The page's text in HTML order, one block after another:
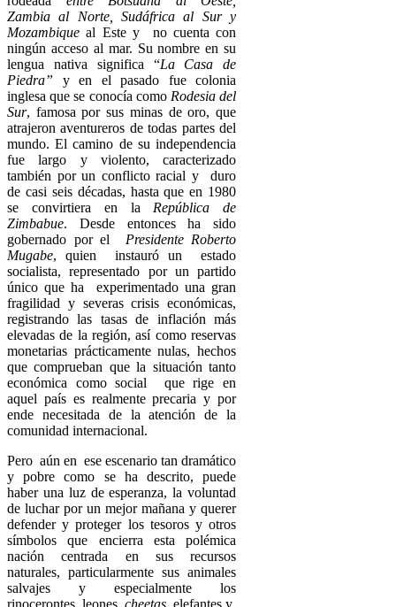
Zambia al Norte, Sudáfrica al Sur y
Mozambique al Este y no cuenta con
ningún acceso al mar. Su nombre en su
lengua nativa significa “La Casa de
Piedra” y en el pasado fue colonia
inglesa que se conocía como Rodesia del
Sur, famosa por sus minas de oro, que
atrajeron aventureros de todas partes del
mundo. El camino de su independencia
fue largo y violento, caracterizado
también por un conflicto racial y duro
de casi seis décadas, hasta que en 1980
se convirtiera en la República de
Zimbabue. Desde entonces ha sido
gobernado por el Presidente Roberto
Mugabe, quien instauró un estado
socialista, representado por un partido
único que ha experimentado una gran
fragilidad y severas crisis económicas,
registrando las tasas de inflación más
elevadas de la región, así como reservas
monetarias prácticamente nulas, hechos
que comprueban que la situación tanto
económica como social que rige en
aquel país es realmente precaria y por
ende necesitada de la atención de la
comunidad internacional.
Pero aún en ese escenario tan dramático
y pobre como se ha descrito, puede
haber una luz de esperanza, la voluntad
de luchar por un mejor mañana y querer
defender y proteger los tesoros y otros
símbolos que encierra esta polémica
nación centrada en sus recursos
naturales, particularmente sus animales
salvajes y especialmente los
rinocerontes, leones,cheetas, elefantes y